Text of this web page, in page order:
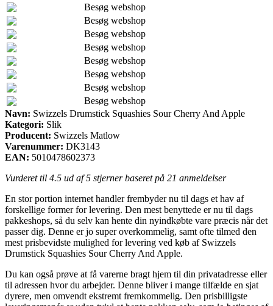
Besøg webshop
Besøg webshop
Besøg webshop
Besøg webshop
Besøg webshop
Besøg webshop
Besøg webshop
Besøg webshop
Navn: Swizzels Drumstick Squashies Sour Cherry And Apple
Kategori: Slik
Producent: Swizzels Matlow
Varenummer: DK3143
EAN: 5010478602373
Vurderet til 4.5 ud af 5 stjerner baseret på 21 anmeldelser
En stor portion internet handler frembyder nu til dags et hav af
forskellige former for levering. Den mest benyttede er nu til dags
pakkeshops, så du selv kan hente din nyindkøbte vare præcis når det
passer dig. Denne er jo super overkommelig, samt ofte tilmed den
mest prisbevidste mulighed for levering ved køb af Swizzels
Drumstick Squashies Sour Cherry And Apple.
Du kan også prøve at få varerne bragt hjem til din privatadresse eller
til adressen hvor du arbejder. Denne bliver i mange tilfælde en sjat
dyrere, men omvendt ekstremt fremkommelig. Den prisbilligste